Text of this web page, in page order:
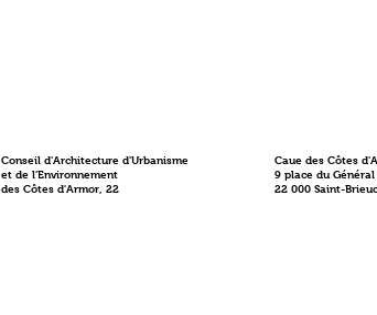
Conseil d'Architecture d'Urbanisme
et de l'Environnement
des Côtes d'Armor, 22
Caue des Côtes
9 place du
22 000 Saint-Brieuc